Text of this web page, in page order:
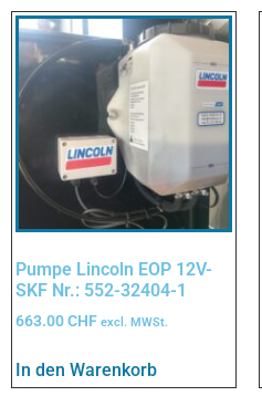
Pumpe Lincoln EOP 12V-
SKF Nr.: 552-32404-1
663.00CHF excl. MWSt.
In den Warenkorb